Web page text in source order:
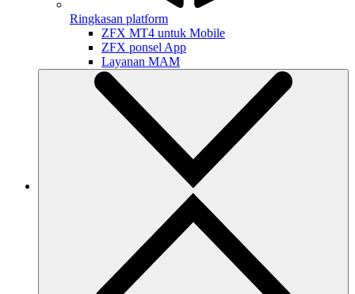
Ringkasan platform
ZFX MT4 untuk Mobile
ZFX ponsel App
Layanan MAM